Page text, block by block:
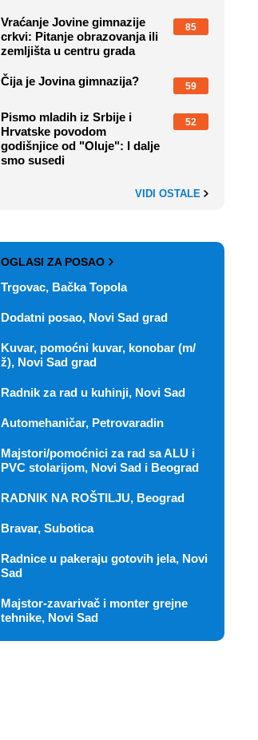
Vraćanje Jovine gimnazije
crkvi: Pitanje obrazovanja ili
zemljišta u centru grada
85
Čija je Jovina gimnazija? 59
Pismo mladih iz Srbije i
Hrvatske povodom
godišnjice od "Oluje": I dalje
smo susedi
52
VIDI OSTALE
OGLASI ZA POSAO
Trgovac, Bačka Topola
Dodatni posao, Novi Sad grad
Kuvar, pomoćni kuvar, konobar (m/
ž), Novi Sad grad
Radnik za rad u kuhinji, Novi Sad
Automehaničar, Petrovaradin
Majstori/pomoćnici za rad sa ALU i
PVC stolarijom, Novi Sad i Beograd
RADNIK NA ROŠTILJU, Beograd
Bravar, Subotica
Radnice u pakeraju gotovih jela, Novi
Sad
Majstor-zavarivač i monter grejne
tehnike, Novi Sad